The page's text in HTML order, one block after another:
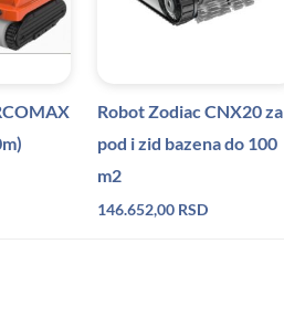
Robot Zodiac CNX20 za
pod i zid bazena do 100
m2
146.652,00 RSD